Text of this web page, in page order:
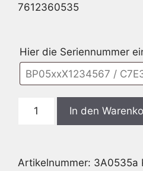
7612360535
Hier die Seriennummer
Blaupunkt
NX
In den
Artikelnummer: 3A0535a